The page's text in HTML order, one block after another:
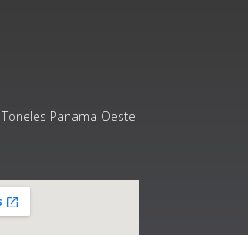
Panama Oeste